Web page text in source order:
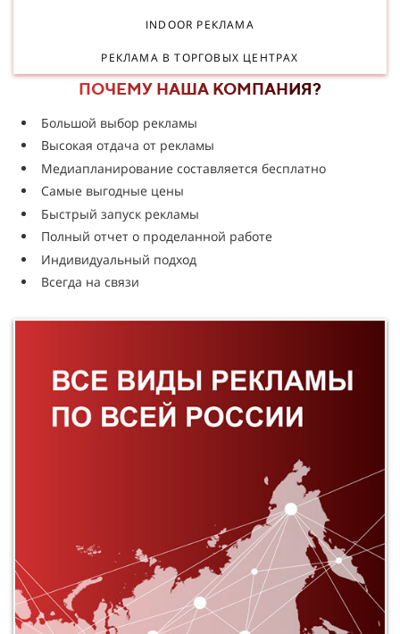
INDOOR РЕКЛАМА
РЕКЛАМА В ТОРГОВЫХ ЦЕНТРАХ
ПОЧЕМУ НАША КОМПАНИЯ?
Большой выбор рекламы
Высокая отдача от рекламы
Медиапланирование составляется бесплатно
Самые выгодные цены
Быстрый запуск рекламы
Полный отчет о проделанной работе
Индивидуальный подход
Всегда на связи